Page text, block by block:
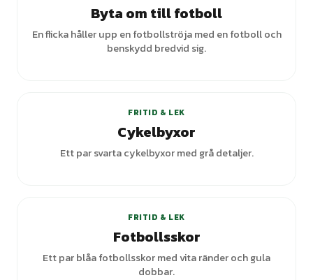
Byta om till fotboll
En flicka håller upp en fotbollströja med en fotboll och
benskydd bredvid sig.
FRITID & LEK
Cykelbyxor
Ett par svarta cykelbyxor med grå detaljer.
FRITID & LEK
Fotbollsskor
Ett par blåa fotbollsskor med vita ränder och gula
dobbar.